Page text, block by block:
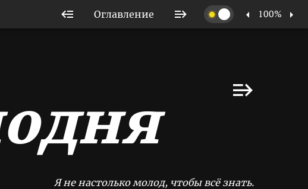
Оглавление 100%
Я не настолько молод, чтобы всё знать.